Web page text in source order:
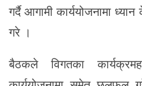
गर्दै आगामी कार्ययोजनामा
गरे ।
बैठकले विगतका